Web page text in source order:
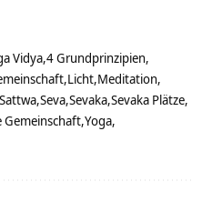
Vidya 4 Grundprinzipien
Licht Meditation
Sattwa Seva Sevaka Sevaka Plätze
Gemeinschaft Yoga